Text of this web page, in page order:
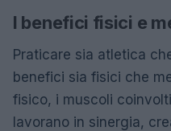
I benefici fisici e
Praticare sia atletica
benefici sia fisici che
fisico, i muscoli
lavorano in sinergia,